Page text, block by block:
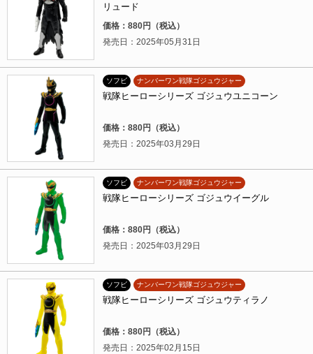
リュード
価格：880円（税込）
発売日：2025年05月31日
ソフビ ナンバーワン戦隊ゴジュウジャー
戦隊ヒーローシリーズ ゴジュウユニコーン
価格：880円（税込）
発売日：2025年03月29日
ソフビ ナンバーワン戦隊ゴジュウジャー
戦隊ヒーローシリーズ ゴジュウイーグル
価格：880円（税込）
発売日：2025年03月29日
ソフビ ナンバーワン戦隊ゴジュウジャー
戦隊ヒーローシリーズ ゴジュウティラノ
価格：880円（税込）
発売日：2025年02月15日